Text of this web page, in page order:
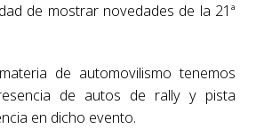
de mostrar novedades de la 21ª
de automovilismo tenemos
de autos de rally y pista
en dicho evento.